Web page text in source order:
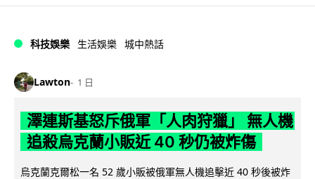
科技娛樂 生活娛樂 城中熱話
Lawton 1 日
澤連斯基怒斥俄軍「人肉狩獵」 無人機
追殺烏克蘭小販近 40 秒仍被炸傷
烏克蘭克爾松一名 52 歲小販被俄軍無人機追擊近 40 秒後被炸